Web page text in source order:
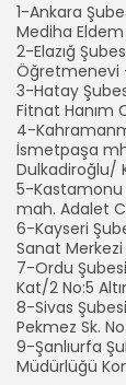
1-Ankara
Mediha Eldem
2-Elazığ
Öğretmenevi
3-Hatay
Fitnat Hanım
4-
İsmetpaşa
Dulkadiroğlu/
5-Kastamonu
mah. Adalet
6-Kayseri
Sanat Merkezi
7-Ordu
Kat/2 No:5
8-Sivas
Pekmez Sk.
9-Şanlıurfa
Müdürlüğü